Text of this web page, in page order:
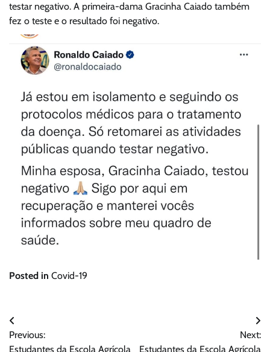
testar negativo. A primeira-dama Gracinha Caiado também
fez o teste e o resultado foi negativo.
Posted in Covid-19
Navegação
de
Previous:
Estudantes da Escola Agrícola
Next:
Estudantes da Escola Agrícola